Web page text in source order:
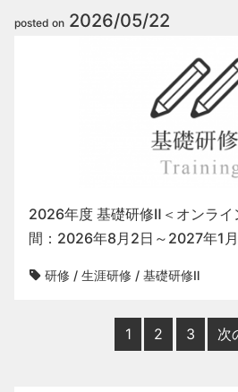
posted on 2026/05/22
2026年度 基礎研修Ⅱ＜オンライ
間：2026年8月2日～2027年1月
研修 / 生涯研修 / 基礎研修Ⅱ
1 2 3 次